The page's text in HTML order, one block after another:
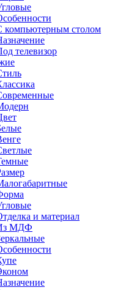
компьютерным столом
телевизор
и материал
МДФ